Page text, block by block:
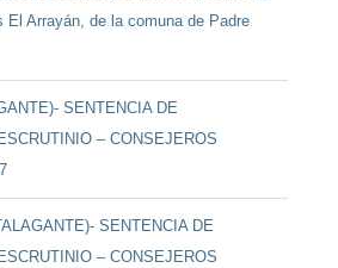
El Arrayán, de la comuna de Padre
SENTENCIA DE
– CONSEJEROS
SENTENCIA DE
– CONSEJEROS